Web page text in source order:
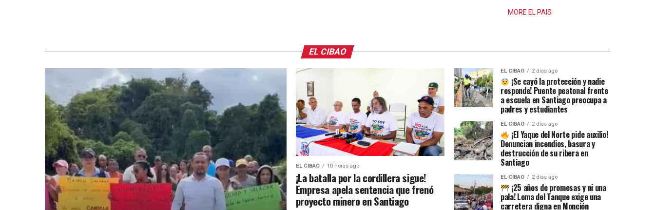
MORE EL PAIS
EL CIBAO
EL CIBAO 10 horas ago
¡La batalla por la cordillera sigue!
Empresa apela sentencia que frenó
proyecto minero en Santiago
EL CIBAO 2 días ago
¡Se cayó la protección y nadie
responde! Puente peatonal frente
a escuela en Santiago preocupa a
padres y estudiantes
EL CIBAO 2 días ago
¡El Yaque del Norte pide auxilio!
Denuncian incendios, basura y
destrucción de su ribera en
Santiago
EL CIBAO 2 días ago
¡25 años de promesas y ni una
pala! Loma del Tanque exige una
carretera digna en Monción